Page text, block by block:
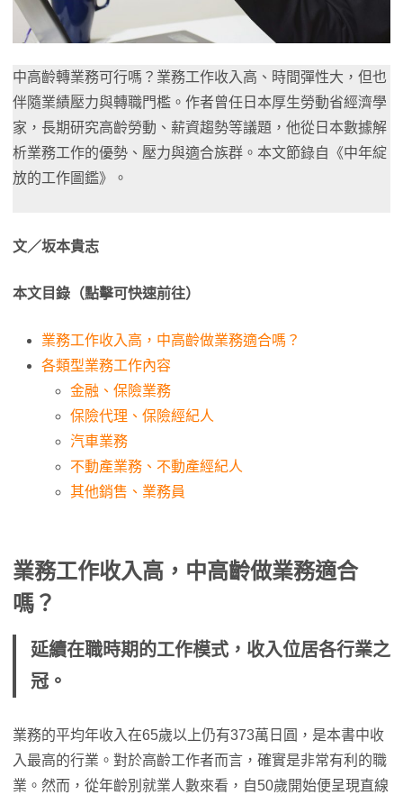
中高齡轉業務可行嗎？業務工作收入高、時間彈性大，但也
伴隨業績壓力與轉職門檻。作者曾任日本厚生勞動省經濟學
家，長期研究高齡勞動、薪資趨勢等議題，他從日本數據解
析業務工作的優勢、壓力與適合族群。本文節錄自《中年綻
放的工作圖鑑》。
文／坂本貴志
本文目錄（點擊可快速前往）
業務工作收入高，中高齡做業務適合嗎？
各類型業務工作內容
金融、保險業務
保險代理、保險經紀人
汽車業務
不動產業務、不動產經紀人
其他銷售、業務員
業務工作收入高，中高齡做業務適合
嗎？
延續在職時期的工作模式，收入位居各行業之
冠。
業務的平均年收入在65歲以上仍有373萬日圓，是本書中收
入最高的行業。對於高齡工作者而言，確實是非常有利的職
業。然而，從年齡別就業人數來看，自50歲開始便呈現直線